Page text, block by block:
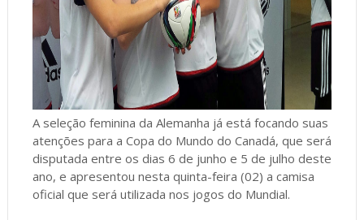
A seleção feminina da Alemanha já está focando suas
atenções para a Copa do Mundo do Canadá, que será
disputada entre os dias 6 de junho e 5 de julho deste
ano, e apresentou nesta quinta-feira (02) a camisa
oficial que será utilizada nos jogos do Mundial.